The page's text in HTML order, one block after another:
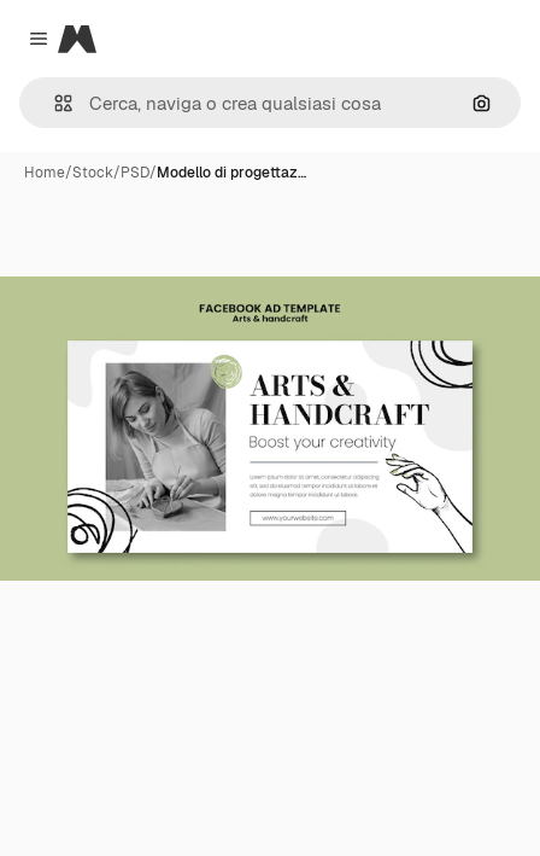
Close menu
Magnific
Cerca
Home/Stock/PSD/Modello di progettaz…